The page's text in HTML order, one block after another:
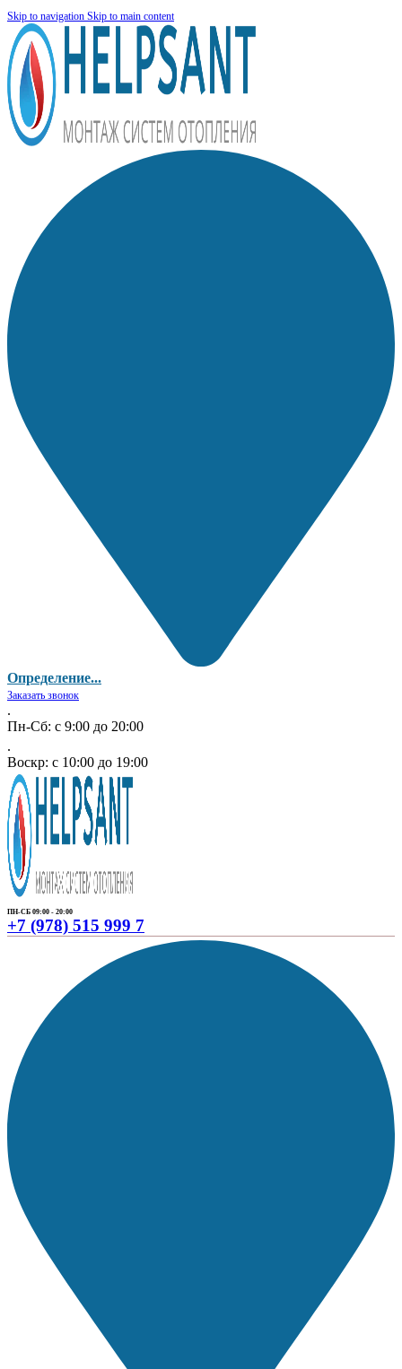
Skip to navigation Skip to main content
Определение...
Заказать звонок
.
Пн-Сб: с 9:00 до 20:00
.
Воскр: с 10:00 до 19:00
ПН-СБ 09:00 - 20:00
+7 (978) 515 999 7